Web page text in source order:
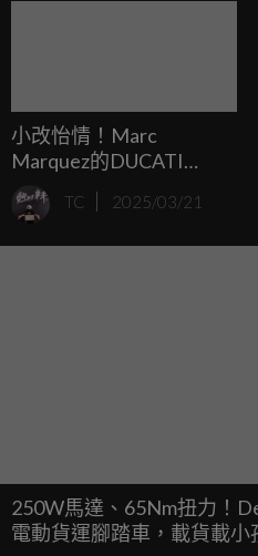
小改怡情！Marc
Marquez的DUCATI
Desmo賽車上的個人設定
細節！TC 2025/03/21
250W馬達、65Nm扭力！
電動貨運腳踏車，載貨載小